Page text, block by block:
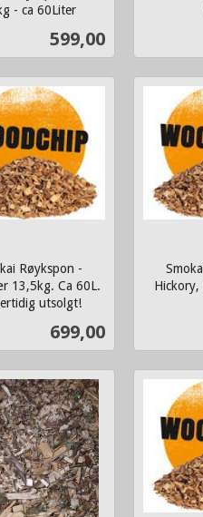
- ca 60Liter
Pris
599,00
Kjøp
Røykspon -
13,5kg. Ca 60L.
utsolgt!
Pris
699,00
Les mer